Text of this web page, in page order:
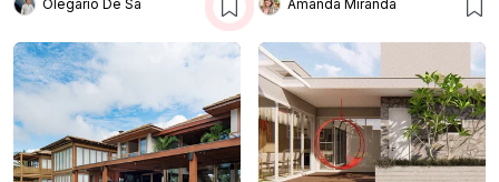
Olegário De Sá Amanda Miranda